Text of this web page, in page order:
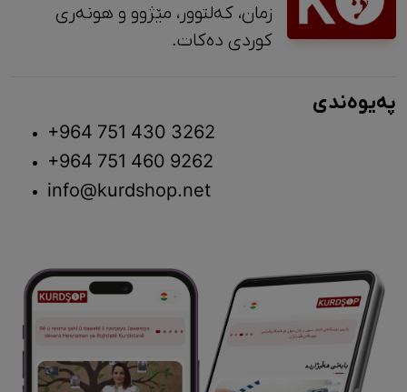
زمان، کەلتوور، مێژوو و ‎هونەری
کوردی دەکات.
پەیوەندی
+964 751 430 3262
+964 751 460 9262
info@kurdshop.net